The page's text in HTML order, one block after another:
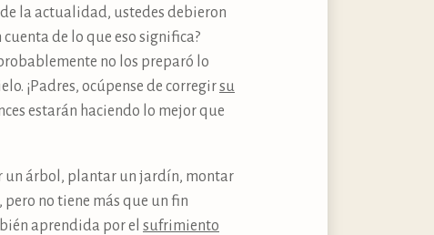
la actualidad, ustedes debieron
cuenta de lo que eso significa?
no los preparó lo
¡Padres, ocúpense de corregirsu
estarán haciendo lo mejor que
un árbol, plantar un jardín, montar
no tiene más que un fin
aprendida por el sufrimiento